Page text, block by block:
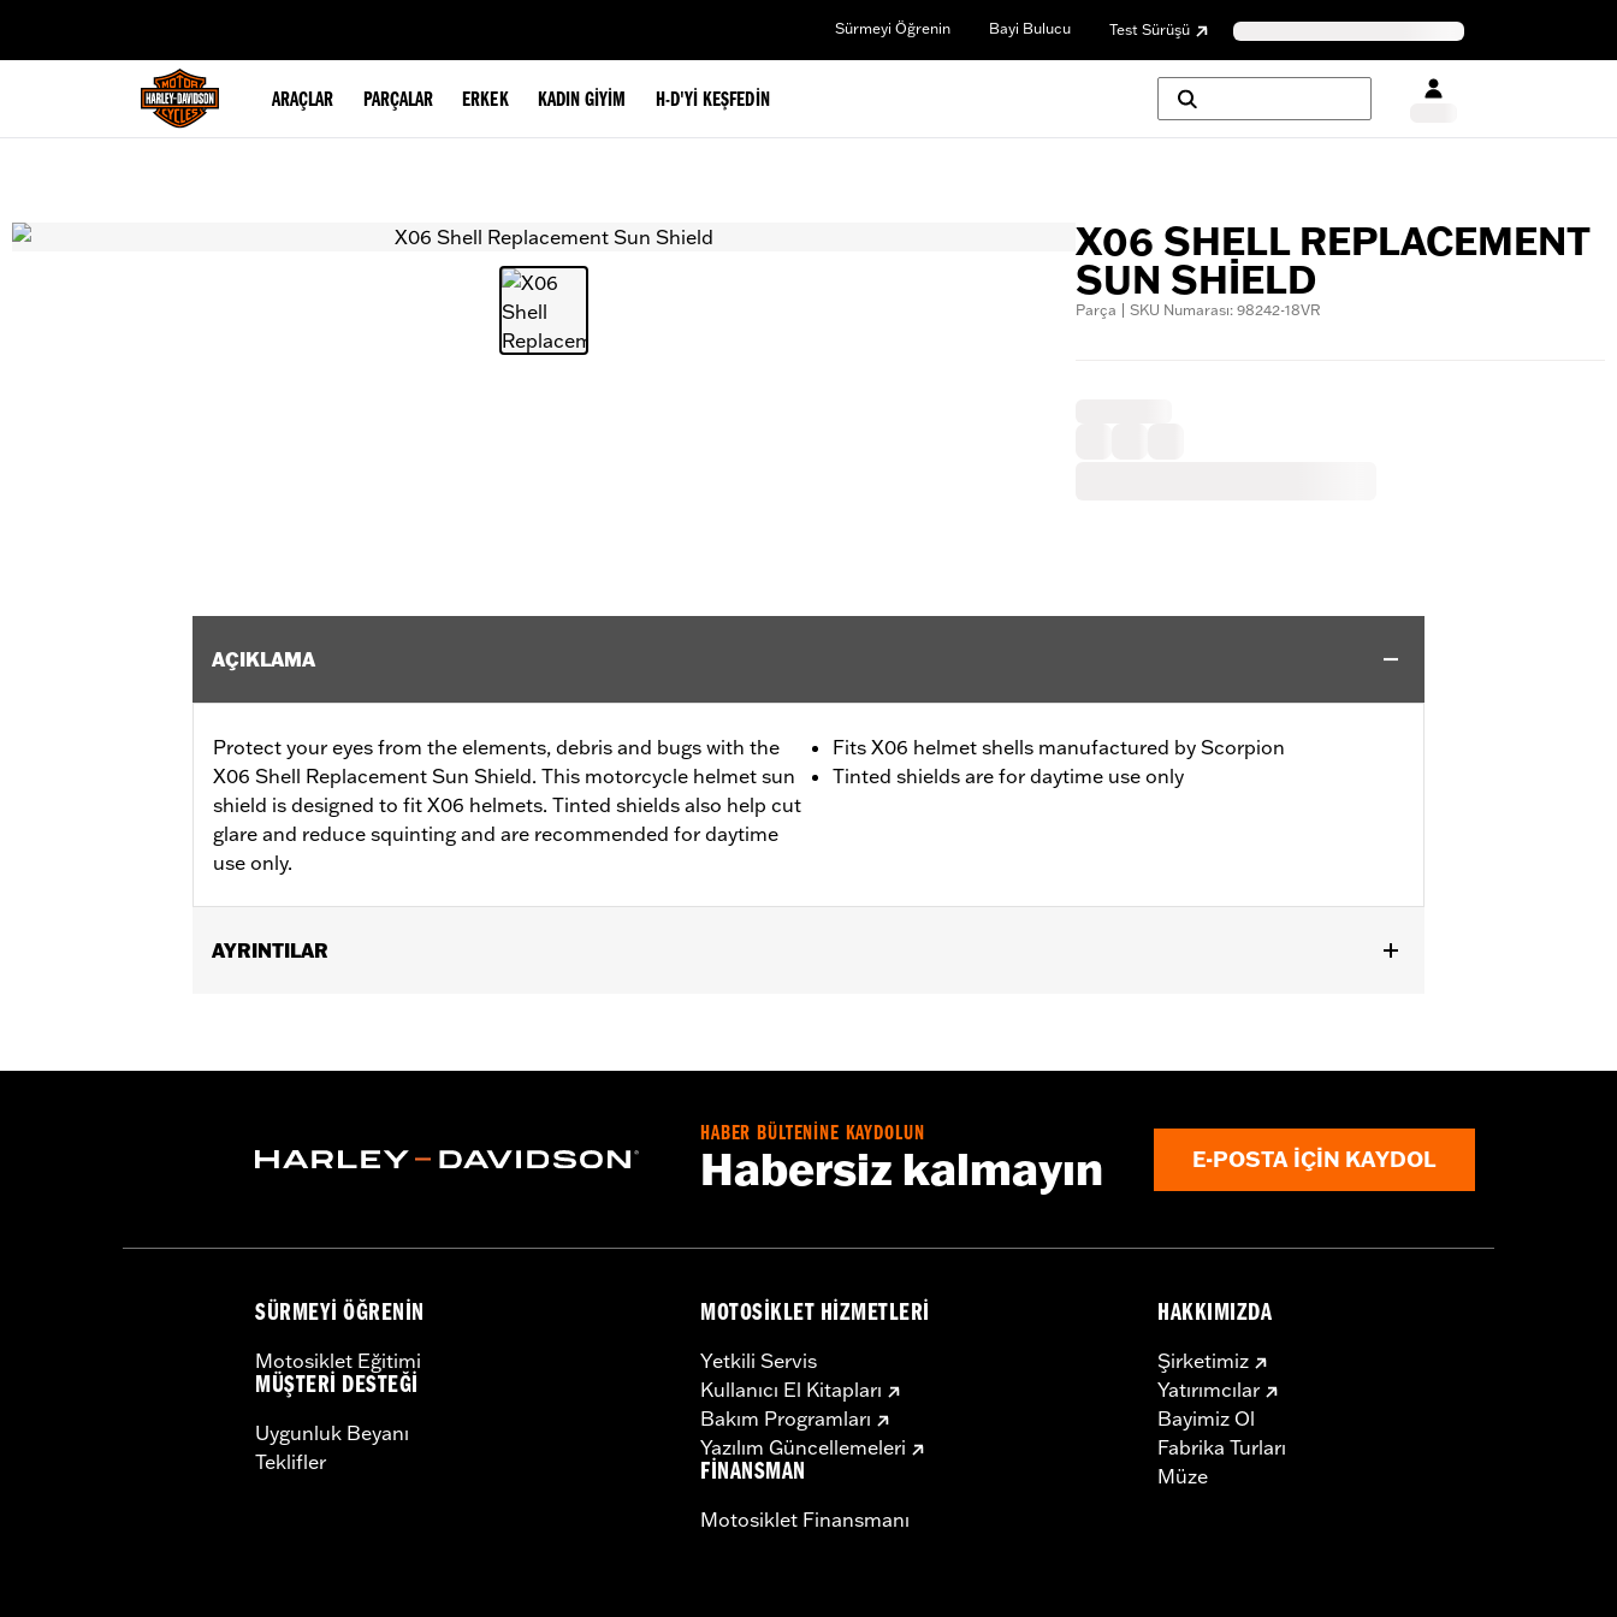
Sürmeyi Öğrenin Bayi Bulucu Test Sürüşü
ARAÇLAR PARÇALAR ERKEK KADIN GIYIM H-D'YI KEŞFEDIN
X06 SHELL REPLACEMENT
SUN SHIELD
Parça | SKU Numarası: 98242-18VR
AÇIKLAMA
Protect your eyes from the elements, debris and bugs with the
X06 Shell Replacement Sun Shield. This motorcycle helmet sun
shield is designed to fit X06 helmets. Tinted shields also help cut
glare and reduce squinting and are recommended for daytime
use only.
Fits X06 helmet shells manufactured by Scorpion
Tinted shields are for daytime use only
AYRINTILAR
WARRANTY:90 day limited warranty – Go towww.h-d.com/warrantyfor full details
HABER BÜLTENİNE KAYDOLUN
Habersiz kalmayın E-POSTA IÇIN KAYDOL
SÜRMEYI ÖĞRENIN
Motosiklet Eğitimi
MÜŞTERI DESTEĞI
Uygunluk Beyanı
Teklifler
MOTOSIKLET HIZMETLERI
Yetkili Servis
Kullanıcı El Kitapları
Bakım Programları
Yazılım Güncellemeleri
FINANSMAN
Motosiklet Finansmanı
HAKKIMIZDA
Şirketimiz
Yatırımcılar
Bayimiz Ol
Fabrika Turları
Müze